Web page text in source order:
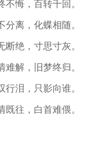
悔，百转千回。
离，化蝶相随。
绝，寸思寸灰。
解，旧梦终归。
泪，只影向谁。
往，白首难偎。